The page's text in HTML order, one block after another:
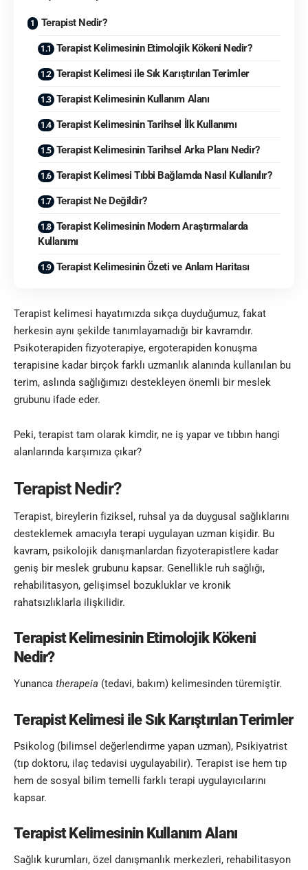
Terapist Nedir?
Terapist Kelimesinin Etimolojik Kökeni Nedir?
Terapist Kelimesi ile Sık Karıştırılan Terimler
Terapist Kelimesinin Kullanım Alanı
Terapist Kelimesinin Tarihsel İlk Kullanımı
Terapist Kelimesinin Tarihsel Arka Planı Nedir?
Terapist Kelimesi Tıbbi Bağlamda Nasıl Kullanılır?
Terapist Ne Değildir?
Terapist Kelimesinin Modern Araştırmalarda
Kullanımı
Terapist Kelimesinin Özeti ve Anlam Haritası
Terapist kelimesi hayatımızda sıkça duyduğumuz, fakat
herkesin aynı şekilde tanımlayamadığı bir kavramdır.
Psikoterapiden fizyoterapiye, ergoterapiden konuşma
terapisine kadar birçok farklı uzmanlık alanında kullanılan bu
terim, aslında sağlığımızı destekleyen önemli bir meslek
grubunu ifade eder.
Peki, terapist tam olarak kimdir, ne iş yapar ve tıbbın hangi
alanlarında karşımıza çıkar?
Terapist Nedir?
Terapist, bireylerin fiziksel, ruhsal ya da duygusal sağlıklarını
desteklemek amacıyla terapi uygulayan uzman kişidir. Bu
kavram, psikolojik danışmanlardan fizyoterapistlere kadar
geniş bir meslek grubunu kapsar. Genellikle ruh sağlığı,
rehabilitasyon, gelişimsel bozukluklar ve kronik
rahatsızlıklarla ilişkilidir.
Terapist Kelimesinin Etimolojik Kökeni
Nedir?
Yunanca therapeia (tedavi, bakım) kelimesinden türemiştir.
Terapist Kelimesi ile Sık Karıştırılan Terimler
Psikolog (bilimsel değerlendirme yapan uzman), Psikiyatrist
(tıp doktoru, ilaç tedavisi uygulayabilir). Terapist ise hem tıp
hem de sosyal bilim temelli farklı terapi uygulayıcılarını
kapsar.
Terapist KelimesininKullanım Alanı
Sağlık kurumları, özel danışmanlık merkezleri, rehabilitasyon